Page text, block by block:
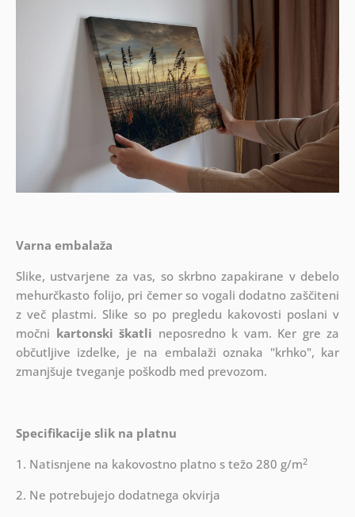
Varna embalaža
Slike, ustvarjene za vas, so skrbno zapakirane v debelo
mehurčkasto folijo, pri čemer so vogali dodatno zaščiteni
z več plastmi. Slike so po pregledu kakovosti poslani v
močni kartonski škatli neposredno k vam. Ker gre za
občutljive izdelke, je na embalaži oznaka "krhko", kar
zmanjšuje tveganje poškodb med prevozom.
Specifikacije slik na platnu
1. Natisnjene na kakovostno platno s težo 280 g/m2
2. Ne potrebujejo dodatnega okvirja